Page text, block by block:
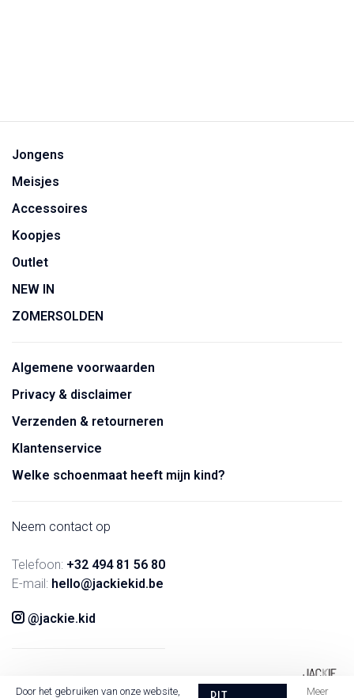
Jongens
Meisjes
Accessoires
Koopjes
Outlet
NEW IN
ZOMERSOLDEN
Algemene voorwaarden
Privacy & disclaimer
Verzenden & retourneren
Klantenservice
Welke schoenmaat heeft mijn kind?
Neem contact op
Telefoon: +32 494 81 56 80
E-mail: hello@jackiekid.be
@jackie.kid
Door het gebruiken van onze website, DIT Meer